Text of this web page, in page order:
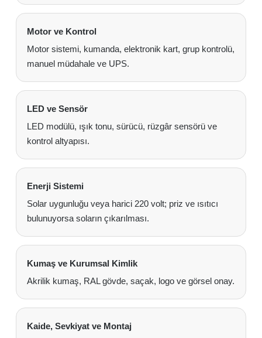
Motor ve Kontrol
Motor sistemi, kumanda, elektronik kart, grup kontrolü,
manuel müdahale ve UPS.
LED ve Sensör
LED modülü, ışık tonu, sürücü, rüzgâr sensörü ve
kontrol altyapısı.
Enerji Sistemi
Solar uygunluğu veya harici 220 volt; priz ve ısıtıcı
bulunuyorsa soların çıkarılması.
Kumaş ve Kurumsal Kimlik
Akrilik kumaş, RAL gövde, saçak, logo ve görsel onay.
Kaide, Sevkiyat ve Montaj